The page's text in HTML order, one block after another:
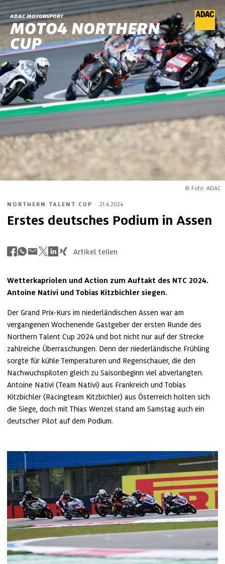
ADAC MOTORSPORT
MOTO4 NORTHERN
CUP
© Foto: ADAC
NORTHERN TALENT CUP · 21.4.2024
Erstes deutsches Podium in Assen
Artikel teilen
Wetterkapriolen und Action zum Auftakt des NTC 2024.
Antoine Nativi und Tobias Kitzbichler siegen.
Der Grand Prix-Kurs im niederländischen Assen war am
vergangenen Wochenende Gastgeber der ersten Runde des
Northern Talent Cup 2024 und bot nicht nur auf der Strecke
zahlreiche Überraschungen. Denn der niederländische Frühling
sorgte für kühle Temperaturen und Regenschauer, die den
Nachwuchspiloten gleich zu Saisonbeginn viel abverlangten.
Antoine Nativi (Team Nativi) aus Frankreich und Tobias
Kitzbichler (Racingteam Kitzbichler) aus Österreich holten sich
die Siege, doch mit Thias Wenzel stand am Samstag auch ein
deutscher Pilot auf dem Podium.